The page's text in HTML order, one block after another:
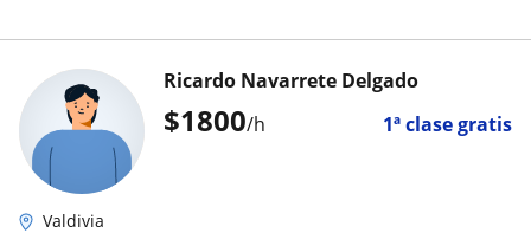
$1800/h 1ª clase gratis
Ricardo Navarrete Delgado
Valdivia